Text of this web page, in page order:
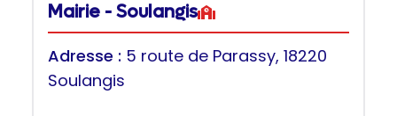
Mairie - Soulangis
Adresse : 5 route de Parassy, 18220
Soulangis